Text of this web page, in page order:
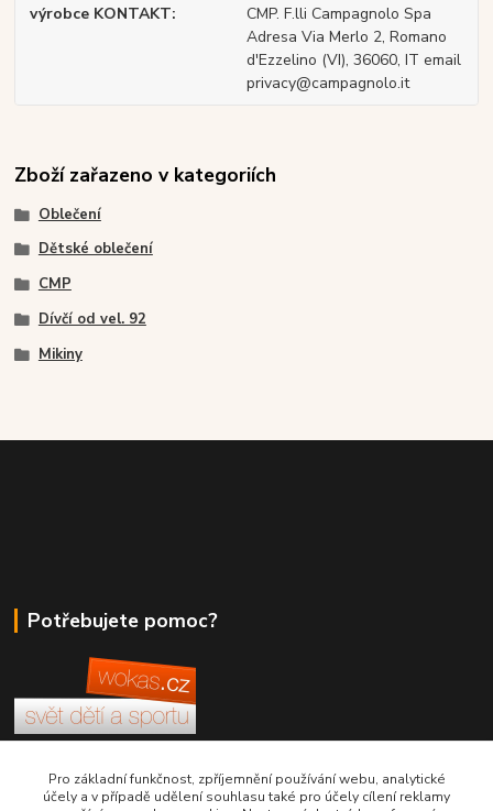
výrobce KONTAKT
CMP. F.lli Campagnolo Spa
Adresa Via Merlo 2, Romano
d'Ezzelino (VI), 36060, IT email
privacy@campagnolo.it
Zboží zařazeno v kategoriích
Oblečení
Dětské oblečení
CMP
Dívčí od vel. 92
Mikiny
Potřebujete pomoc?
+420 380 830 198
Pro základní funkčnost, zpříjemnění používání webu, analytické
účely a v případě udělení souhlasu také pro účely cílení reklamy